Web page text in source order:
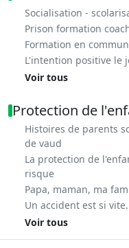
Socialisation -
Prison formation
Formation en
L'intention positive le
Voir tous
Protection de
Histoires de parents
de vaud
La protection de
risque
Papa, maman, ma
Un accident est si
Voir tous